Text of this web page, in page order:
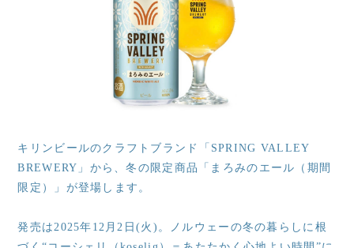
キリンビールのクラフトブランド「SPRING VALLEY
BREWERY」から、冬の限定商品「まろみのエール（期間
限定）」が登場します。
発売は2025年12月2日(火)。ノルウェーの冬の暮らしに根